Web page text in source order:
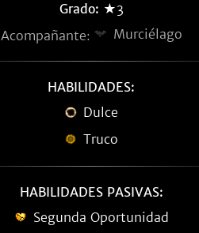
Grado: ★3
Acompañante:
Murciélago
HABILIDADES:
Dulce
Truco
HABILIDADES PASIVAS:
Segunda Oportunidad